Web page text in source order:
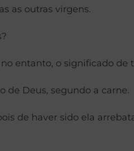
as outras virgens.
entanto, o significado de
de Deus, segundo a carne.
de haver sido ela